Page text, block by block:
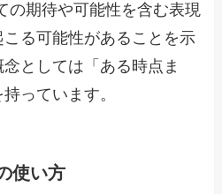
の期待や可能性を含む表現
る可能性があることを示
としては「ある時点ま
っています。
使い方